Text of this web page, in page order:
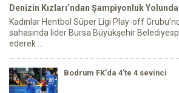
Denizin Kızları’ndan Şampiyonluk
Kadınlar Hentbol Süper Ligi Play-off
sahasında lider Bursa Büyükşehir
ederek ...
Bodrum FK'da 4'te 4 sevinci